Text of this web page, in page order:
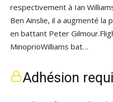
respectivement à Ian
Ben Ainslie, il a augmenté la
en battant Peter
MinoprioWilliams bat…
Adhésion